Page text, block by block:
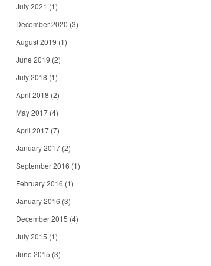
July 2021 (1)
December 2020 (3)
August 2019 (1)
June 2019 (2)
July 2018 (1)
April 2018 (2)
May 2017 (4)
April 2017 (7)
January 2017 (2)
September 2016 (1)
February 2016 (1)
January 2016 (3)
December 2015 (4)
July 2015 (1)
June 2015 (3)